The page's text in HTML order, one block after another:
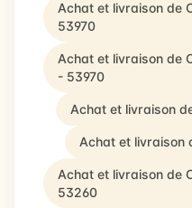
Achat et livraison de
53970
Achat et livraison de
- 53970
Achat et livraison
Achat et livraison
Achat et livraison de
53260